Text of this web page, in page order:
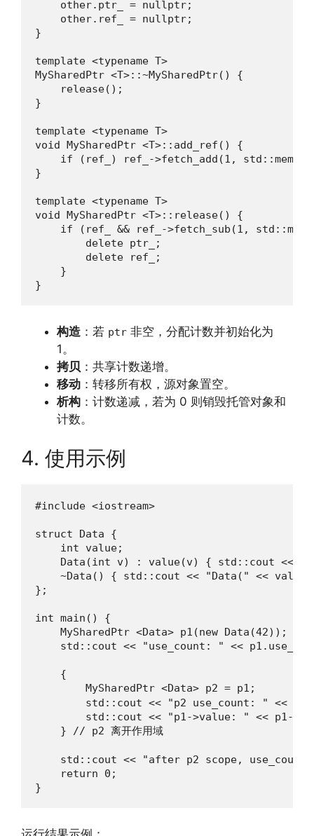
    other.ptr_ = nullptr;
    other.ref_ = nullptr;
}
template <typename T>
MySharedPtr <T>::~MySharedPtr() {
    release();
}
template <typename T>
void MySharedPtr <T>::add_ref() {
if (ref_) ref_->fetch_add(1,
}
template <typename T>
void MySharedPtr <T>::release() {
if (ref_ && ref_->fetch_sub(1,
        delete ptr_;
        delete ref_;
    }
}
构造 ：若 ptr 非空，分配计数并初始化为
1。
拷贝 ：共享计数递增。
移动 ：转移所有权，源对象置空。
析构 ：计数递减，若为 0 则销毁托管对象和
计数。
4. 使用示例
#include <iostream>
struct Data {
    int value;
Data(int v) : value(v) { std::cout <<
~Data() { std::cout << "Data(" << value
};
int main() {
    MySharedPtr <Data> p1(new Data(42));
std::cout << "use_count: " <<
    {
MySharedPtr <Data> p2 = p1;
std::cout << "p2 use_count: " <<
std::cout << "p1->value: " << p1-
    } // p2 离开作用域
std::cout << "after p2 scope,
    return 0;
}